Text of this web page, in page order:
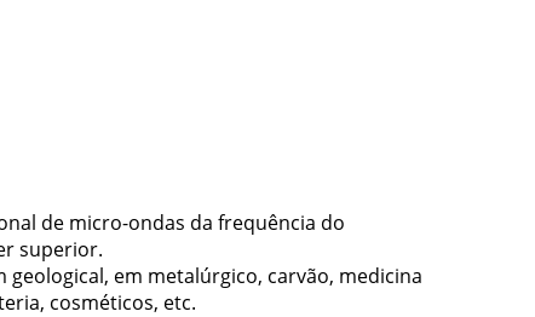
de micro-ondas da frequência do
superior.
em metalúrgico, carvão, medicina
cosméticos, etc.